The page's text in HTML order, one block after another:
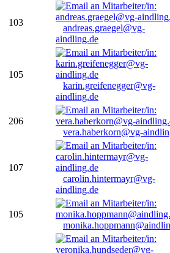
103
andreas.graegel@vg-
aindling.de
105
karin.greifenegger@vg-
aindling.de
206
vera.haberkorn@vg-
107
carolin.hintermayr@vg-
aindling.de
105